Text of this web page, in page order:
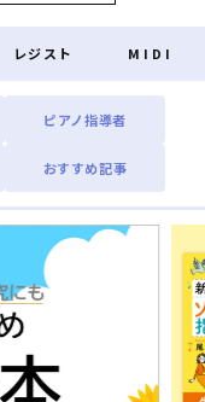
グ
イ
ン
ピアノ指導者
おすすめ記事
レジスト MIDI